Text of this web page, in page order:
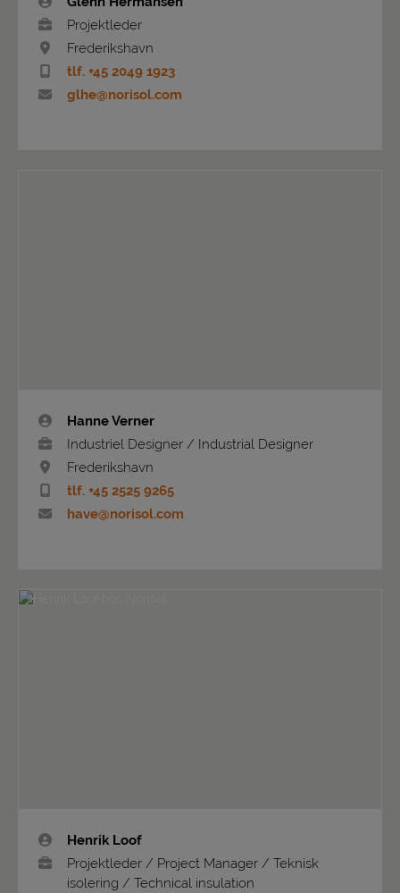
Projektleder
Frederikshavn
tlf. +45 2049 1923
glhe@norisol.com
Hanne Verner
Industriel Designer / Industrial Designer
Frederikshavn
tlf. +45 2525 9265
have@norisol.com
Henrik Loof
Projektleder / Project Manager / Teknisk
isolering / Technical insulation